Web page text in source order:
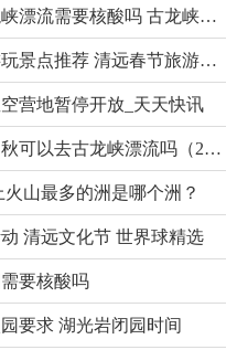
核酸吗 古龙峡漂流到几月份结束
点推荐 清远春节旅游景点
营地暂停开放_天天快讯
（2022清远中秋可以去古龙峡漂流吗现在）
山最多的洲是哪个洲？
清远文化节 世界球精选
要核酸吗
要求 湖光岩闭园时间